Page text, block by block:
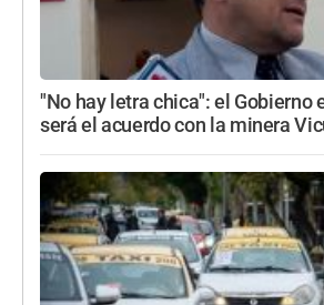
"No hay letra chica": el Gobierno
será el acuerdo con la minera